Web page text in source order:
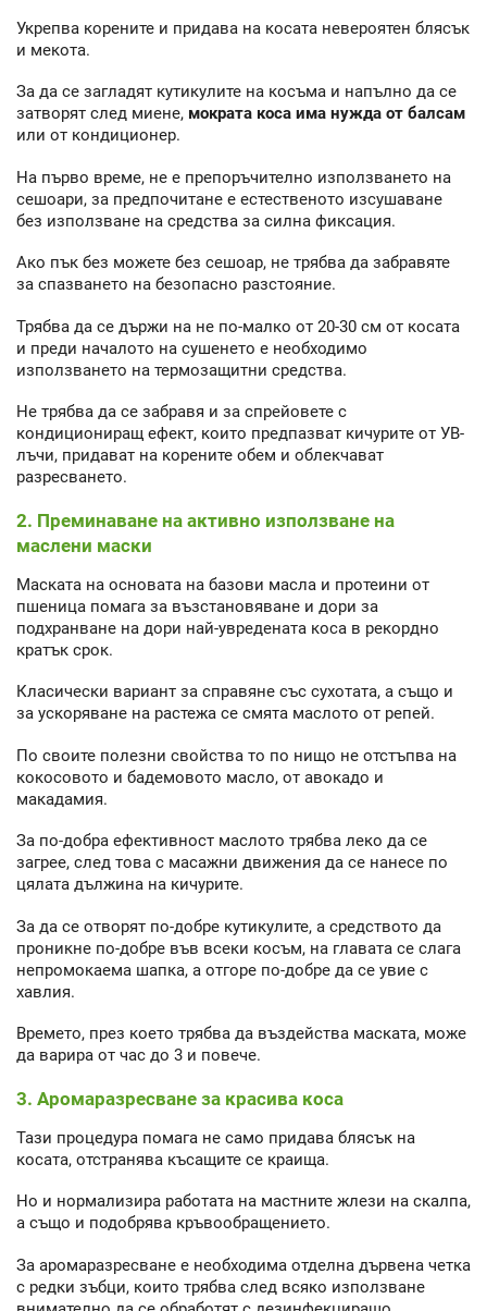
Укрепва корените и придава на косата невероятен блясък
и мекота.
За да се загладят кутикулите на косъма и напълно да се
затворят след миене, мократа коса има нужда от балсам
или от кондиционер.
На първо време, не е препоръчително използването на
сешоари, за предпочитане е естественото изсушаване
без използване на средства за силна фиксация.
Ако пък без можете без сешоар, не трябва да забравяте
за спазването на безопасно разстояние.
Трябва да се държи на не по-малко от 20-30 см от косата
и преди началото на сушенето е необходимо
използването на термозащитни средства.
Не трябва да се забравя и за спрейовете с
кондициониращ ефект, които предпазват кичурите от УВ-
лъчи, придават на корените обем и облекчават
разресването.
2. Преминаване на активно използване на
маслени маски
Маската на основата на базови масла и протеини от
пшеница помага за възстановяване и дори за
подхранване на дори най-увредената коса в рекордно
кратък срок.
Класически вариант за справяне със сухотата, а също и
за ускоряване на растежа се смята маслото от репей.
По своите полезни свойства то по нищо не отстъпва на
кокосовото и бадемовото масло, от авокадо и
макадамия.
За по-добра ефективност маслото трябва леко да се
загрее, след това с масажни движения да се нанесе по
цялата дължина на кичурите.
За да се отворят по-добре кутикулите, а средството да
проникне по-добре във всеки косъм, на главата се слага
непромокаема шапка, а отгоре по-добре да се увие с
хавлия.
Времето, през което трябва да въздейства маската, може
да варира от час до 3 и повече.
3. Аромаразресване за красива коса
Тази процедура помага не само придава блясък на
косата, отстранява късащите се краища.
Но и нормализира работата на мастните жлези на скалпа,
а също и подобрява кръвообращението.
За аромаразресване е необходима отделна дървена четка
с редки зъбци, които трябва след всяко използване